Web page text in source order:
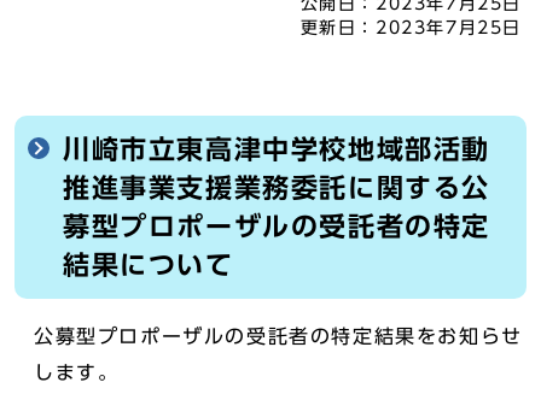
公開日： 2023年7月25日
更新日： 2023年7月25日
川崎市立東高津中学校地域部活動
推進事業支援業務委託に関する公
募型プロポーザルの受託者の特定
結果について
公募型プロポーザルの受託者の特定結果をお知らせ
します。